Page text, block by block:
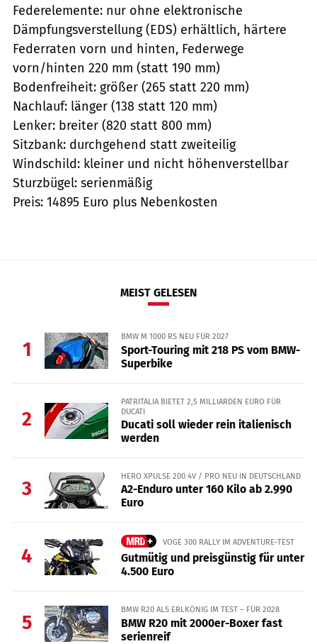
Federelemente: nur ohne elektronische
Dämpfungsverstellung (EDS) erhältlich, härtere
Federraten vorn und hinten, Federwege
vorn/hinten 220 mm (statt 190 mm)
Bodenfreiheit: größer (265 statt 220 mm)
Nachlauf: länger (138 statt 120 mm)
Lenker: breiter (820 statt 800 mm)
Sitzbank: durchgehend statt zweiteilig
Windschild: kleiner und nicht höhenverstellbar
Sturzbügel: serienmäßig
Preis: 14895 Euro plus Nebenkosten
MEIST GELESEN
1
BMW M 1000 RS NEU FÜR 2027
Sport-Touring mit 218 PS vom BMW-
Superbike
2
PATRITALIA BIETET 2,5 MILLIARDEN EURO FÜR
DUCATI
Ducati soll wieder rein italienisch
werden
3
HERO XPULSE 200 4V / PRO NEU IN DEUTSCHLAND
A2-Enduro unter 160 Kilo ab 2.990
Euro
4
VOGE 300 RALLY IM ADVENTURE-TEST
Gutmütig und preisgünstig für unter
4.500 Euro
5
BMW R20 ALS ERLKÖNIG IM TEST – FÜR 2028
BMW R20 mit 2000er-Boxer fast
serienreif